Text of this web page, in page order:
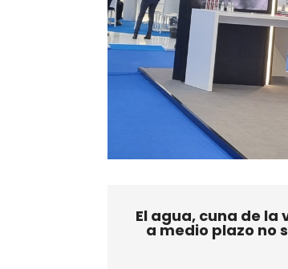
El agua, cuna de
a medio plazo no